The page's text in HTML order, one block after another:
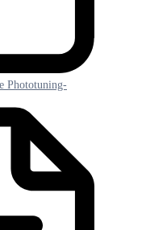
Phototuning-